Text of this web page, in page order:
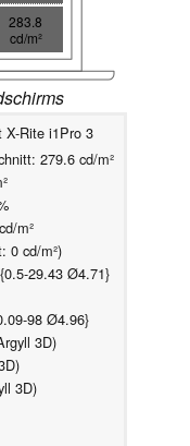
283.8
cd/m²
X-Rite i1Pro 3
279.6 cd/m²
m²
0 cd/m²)
29.43 Ø4.71}
98 Ø4.96}
3D)
3D)